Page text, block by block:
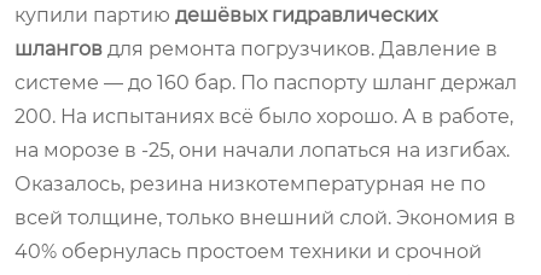
купили партию дешёвых гидравлических
шлангов для ремонта погрузчиков. Давление в
системе — до 160 бар. По паспорту шланг держал
200. На испытаниях всё было хорошо. А в работе,
на морозе в -25, они начали лопаться на изгибах.
Оказалось, резина низкотемпературная не по
всей толщине, только внешний слой. Экономия в
40% обернулась простоем техники и срочной